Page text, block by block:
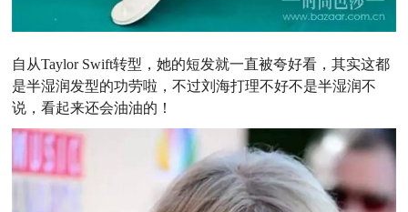
自从Taylor Swift转型，她的短发就一直被夸好看，其实这都
是半湿润发型的功劳啦，不过刘海打理不好不是半湿润不
说，看起来还会油油的！